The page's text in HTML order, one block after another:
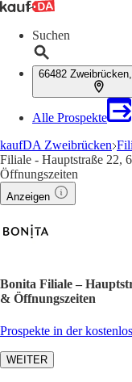
Suchen
66482
Alle Prospekte
kaufDA Zweibrücken
Filiale - Hauptstraße 22,
Öffnungszeiten
Anzeigen
Bonita Filiale –
& Öffnungszeiten
Prospekte in der
WEITER